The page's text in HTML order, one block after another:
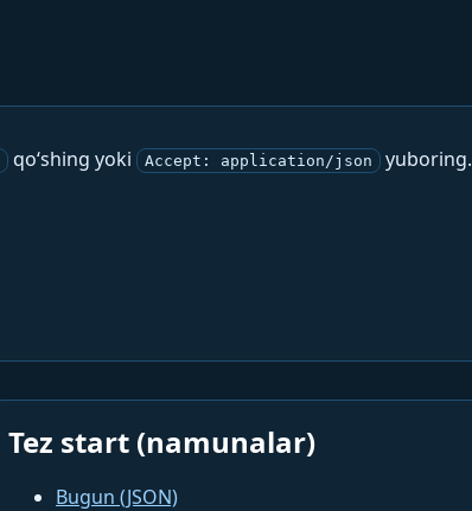
qo‘shing yoki Accept: application/json
yuboring.
Tez start (namunalar)
Bugun (JSON)